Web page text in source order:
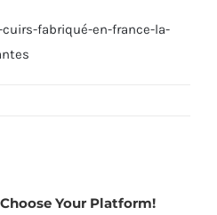
Your Platform!